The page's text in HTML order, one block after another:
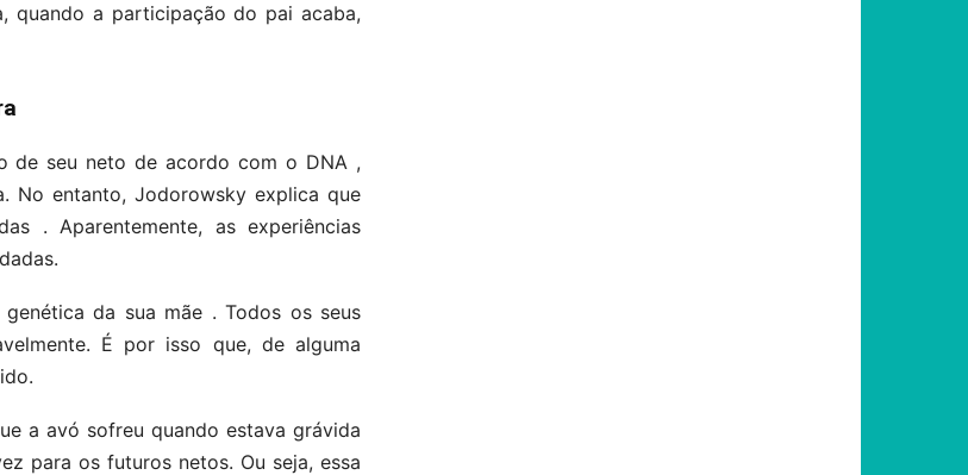
quando a participação do pai acaba,
de seu neto de acordo com o DNA ,
No entanto, Jodorowsky explica que
. Aparentemente, as experiências
da sua mãe . Todos os seus
É por isso que, de alguma
a avó sofreu quando estava grávida
para os futuros netos. Ou seja, essa